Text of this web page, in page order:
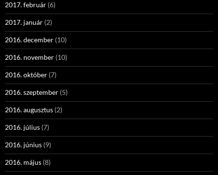
2017. február (6)
2017. január (2)
2016. december (10)
2016. november (10)
2016. október (7)
2016. szeptember (5)
2016. augusztus (2)
2016. július (7)
2016. június (9)
2016. május (8)